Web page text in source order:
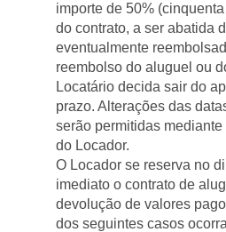
importe de 50%
do contrato, a ser abatida
eventualmente
reembolso do aluguel ou
Locatário decida sair do
prazo. Alterações das
serão permitidas
do Locador.
O Locador se reserva no
imediato o contrato de
devolução de valores
dos seguintes casos